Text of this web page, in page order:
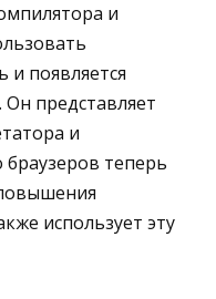
и
и появляется
Он представляет
и
теперь
использует эту